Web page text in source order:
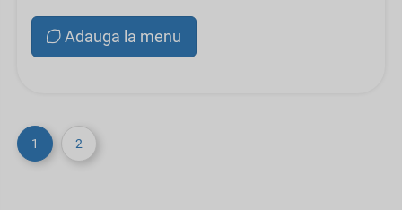
Adauga la menu
1 2